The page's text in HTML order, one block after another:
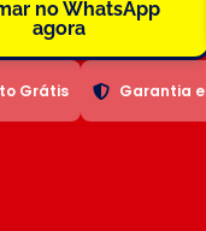
no WhatsApp
agora
Grátis Garantia